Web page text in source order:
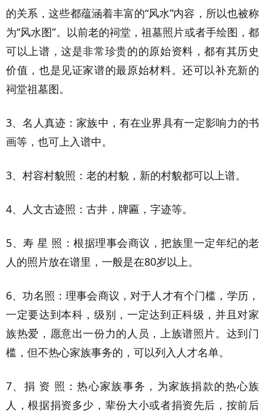
的关系，这些都蕴涵着丰富的“风水”内容，所以也被称
为“风水图”。以前老的祠堂，祖墓照片或者手绘图，都
可以上谱，这是非常珍贵的的原始资料，都有其历史
价值，也是见证家谱的最原始材料。还可以补充新的
祠堂祖墓图。
3、名人真迹：家族中，有在业界具有一定影响力的书
画等，也可上入谱中。
3、村容村貌照：老的村貌，新的村貌都可以上谱。
4、人文古迹照：古井，牌匾，字迹等。
5、寿 星 照：根据理事会商议，把族里一定年纪的老
人的照片放在谱里，一般是在80岁以上。
6、功名照：理事会商议，对于人才有个门槛，学历，
一定要达到本科，级别，一定达到正科级，并且对家
族热爱，愿意出一份力的人员，上族谱照片。达到门
槛，但不热心家族事务的，可以列入人才名单。
7、捐 资 照：热心家族事务，为家族捐款的热心族
人，根据捐资多少，辈份大小或者捐资先后，按前后